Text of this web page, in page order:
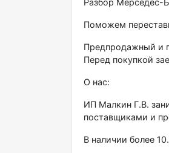
Разбор Мерседес-
Поможем
Предпродажный и
Перед покупкой
О нас:
ИП Малкин Г.В.
поставщиками и
В наличии более